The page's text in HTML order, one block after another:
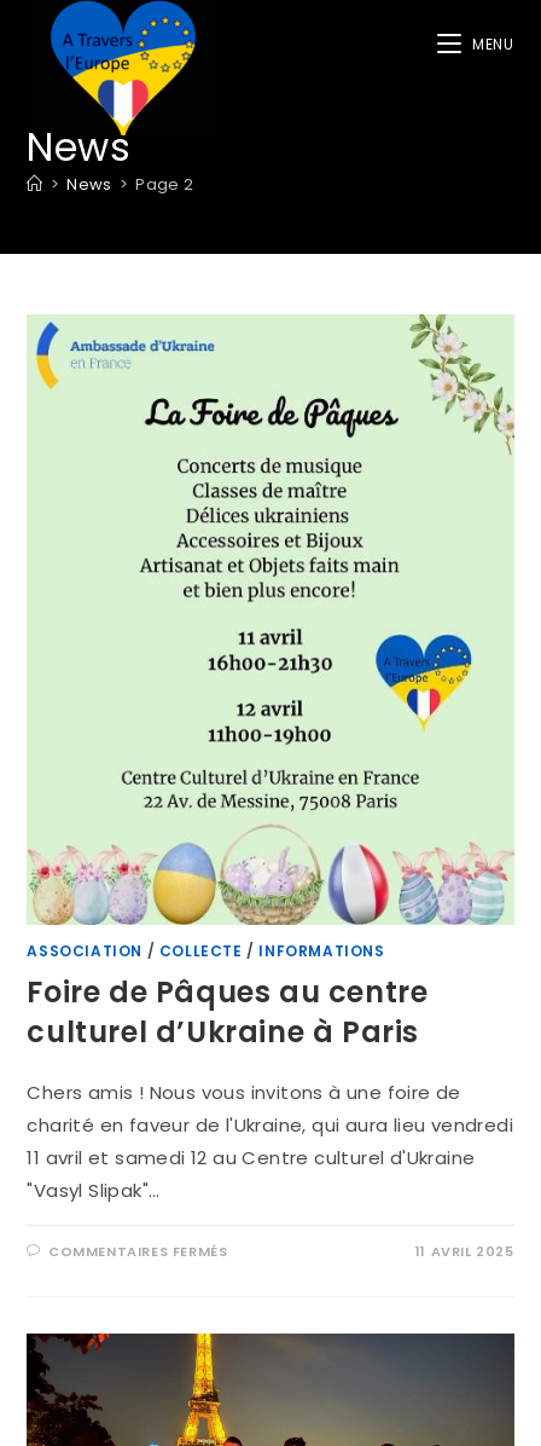
MENU
News
> News > Page 2
ASSOCIATION / COLLECTE / INFORMATIONS
Foire de Pâques au centre
culturel d’Ukraine à Paris
Chers amis ! Nous vous invitons à une foire de
charité en faveur de l'Ukraine, qui aura lieu vendredi
11 avril et samedi 12 au Centre culturel d'Ukraine
"Vasyl Slipak"…
COMMENTAIRES FERMÉS 11 AVRIL 2025